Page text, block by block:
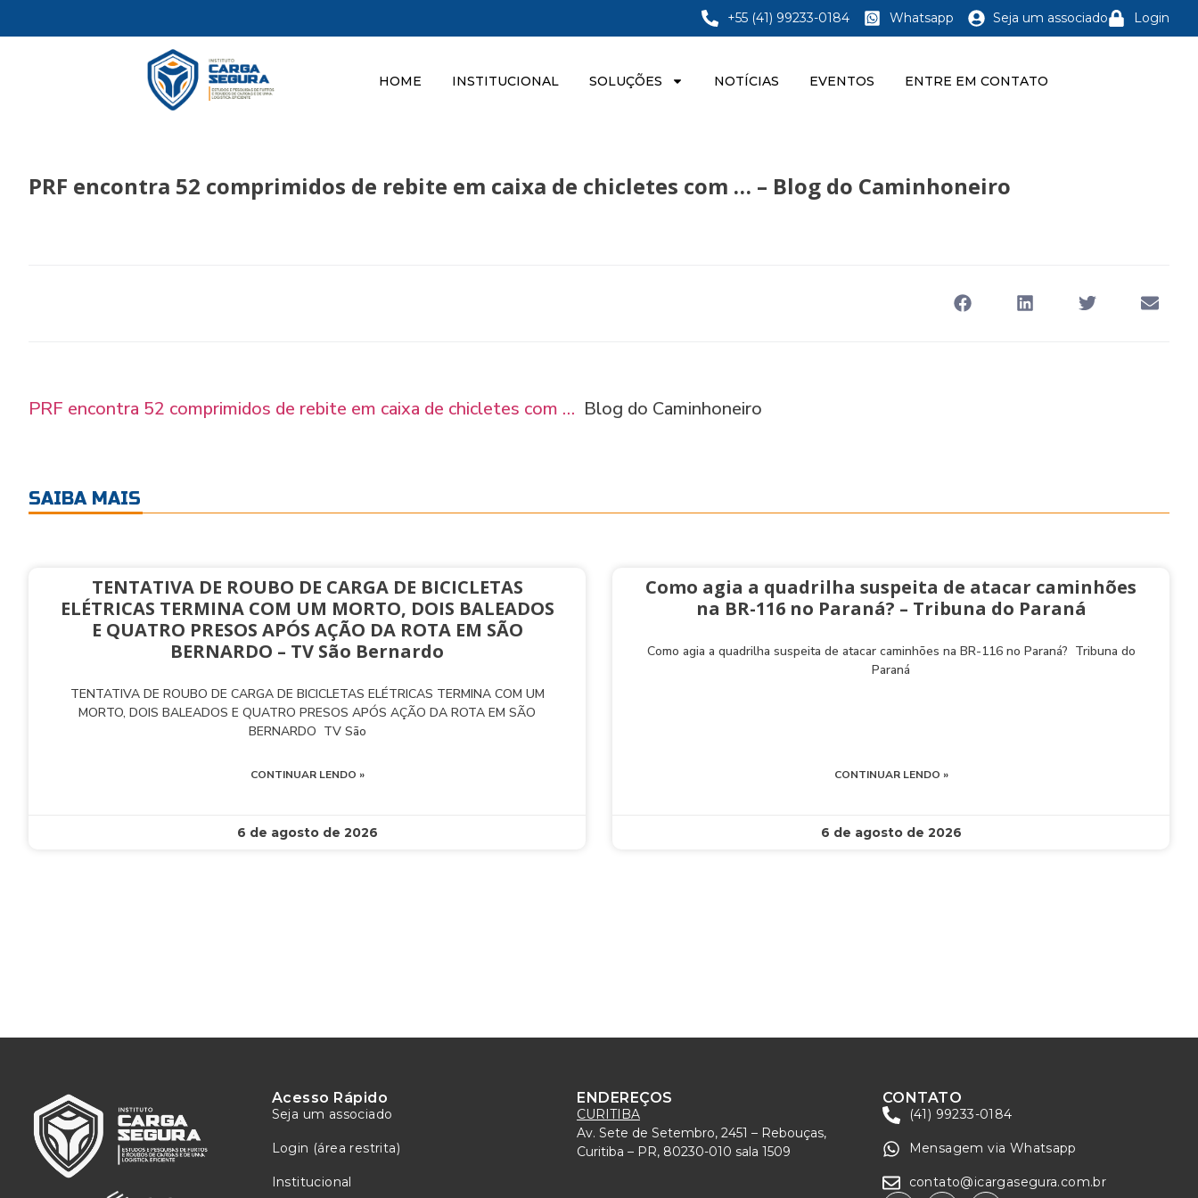
+55 (41) 99233-0184 Whatsapp Seja um associado Login
HOME INSTITUCIONAL SOLUÇÕES NOTÍCIAS EVENTOS ENTRE EM CONTATO
PRF encontra 52 comprimidos de rebite em caixa de chicletes com … – Blog do Caminhoneiro
PRF encontra 52 comprimidos de rebite em caixa de chicletes com … Blog do Caminhoneiro
SAIBA MAIS
TENTATIVA DE ROUBO DE CARGA DE BICICLETAS
ELÉTRICAS TERMINA COM UM MORTO, DOIS BALEADOS
E QUATRO PRESOS APÓS AÇÃO DA ROTA EM SÃO
BERNARDO – TV São Bernardo
TENTATIVA DE ROUBO DE CARGA DE BICICLETAS ELÉTRICAS TERMINA COM UM
MORTO, DOIS BALEADOS E QUATRO PRESOS APÓS AÇÃO DA ROTA EM SÃO
BERNARDO TV São
CONTINUAR LENDO »
6 de agosto de 2026
Como agia a quadrilha suspeita de atacar caminhões
na BR-116 no Paraná? – Tribuna do Paraná
Como agia a quadrilha suspeita de atacar caminhões na BR-116 no Paraná? Tribuna do
Paraná
CONTINUAR LENDO »
6 de agosto de 2026
Acesso Rápido
Seja um associado
Login (área restrita)
Institucional
ENDEREÇOS
CURITIBA
Av. Sete de Setembro, 2451 – Rebouças,
Curitiba – PR, 80230-010 sala 1509
CONTATO
(41) 99233-0184
Mensagem via Whatsapp
contato@icargasegura.com.br